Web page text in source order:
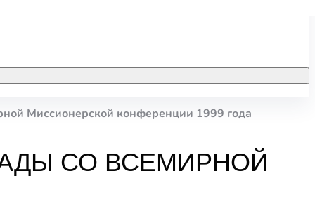
+38 (097) 880-6379
Миссионерской конференции 1999 года
СО ВСЕМИРНОЙ